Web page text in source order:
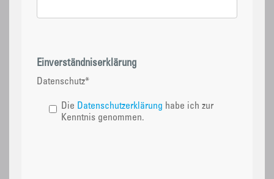
Einverständniserklärung
Datenschutz*
Die Datenschutzerklärung habe ich zur
Kenntnis genommen.